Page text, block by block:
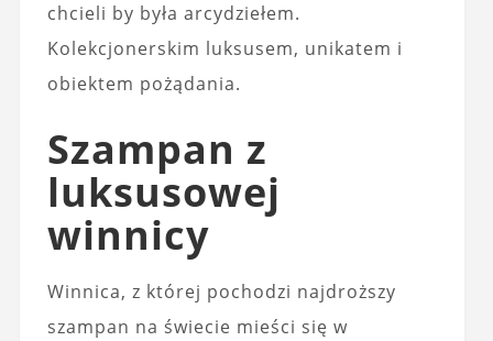
chcieli by była arcydziełem.
Kolekcjonerskim luksusem, unikatem i
obiektem pożądania.
Szampan z
luksusowej
winnicy
Winnica, z której pochodzi najdroższy
szampan na świecie mieści się w